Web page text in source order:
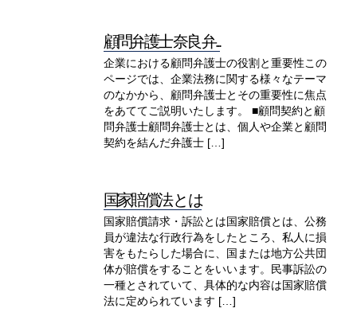
顧問弁護士 奈良 弁...
企業における顧問弁護士の役割と重要性この
ページでは、企業法務に関する様々なテーマ
のなかから、顧問弁護士とその重要性に焦点
をあててご説明いたします。 ■顧問契約と顧
問弁護士顧問弁護士とは、個人や企業と顧問
契約を結んだ弁護士 […]
国家賠償法 と は
国家賠償請求・訴訟とは国家賠償とは、公務
員が違法な行政行為をしたところ、私人に損
害をもたらした場合に、国または地方公共団
体が賠償をすることをいいます。民事訴訟の
一種とされていて、具体的な内容は国家賠償
法に定められています […]